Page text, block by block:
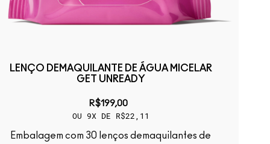
LENÇO DEMAQUILANTE DE ÁGUA MICELAR
GET UNREADY
R$199,00
OU 9X DE R$22,11
Embalagem com 30 lenços demaquilantes de